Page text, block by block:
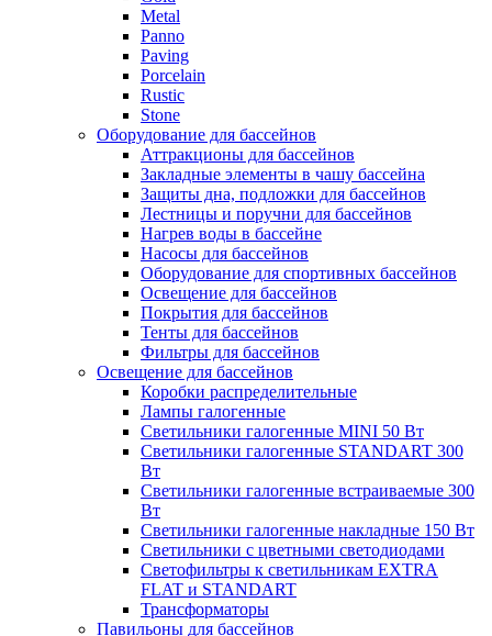
Metal
Panno
Paving
Porcelain
Rustic
Stone
Оборудование для бассейнов
Аттракционы для бассейнов
Закладные элементы в чашу бассейна
Защиты дна, подложки для бассейнов
Лестницы и поручни для бассейнов
Нагрев воды в бассейне
Насосы для бассейнов
Оборудование для спортивных бассейнов
Освещение для бассейнов
Покрытия для бассейнов
Тенты для бассейнов
Фильтры для бассейнов
Освещение для бассейнов
Коробки распределительные
Лампы галогенные
Светильники галогенные MINI 50 Вт
Светильники галогенные STANDART 300
Вт
Светильники галогенные встраиваемые 300
Вт
Светильники галогенные накладные 150 Вт
Светильники с цветными светодиодами
Светофильтры к светильникам EXTRA
FLAT и STANDART
Трансформаторы
Павильоны для бассейнов